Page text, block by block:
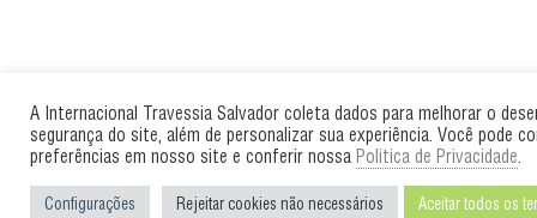
A Internacional Travessia Salvador coleta dados para melhorar o
segurança do site, além de personalizar sua experiência. Você pode
preferências em nosso site e conferir nossa Politica de Privacidade.
Configurações Rejeitar cookies não necessários Aceitar todos os